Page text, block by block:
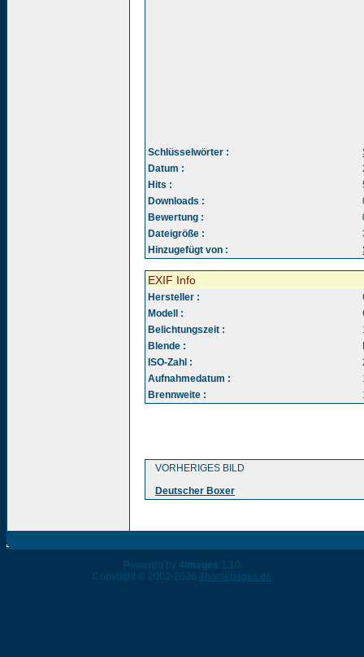
Schlüsselwörter :
Datum :
Hits :
Downloads :
Bewertung :
Dateigröße :
Hinzugefügt von :
EXIF Info
Hersteller :
Modell :
Belichtungszeit :
Blende :
ISO-Zahl :
Aufnahmedatum :
Brennweite :
VORHERIGES BILD
Deutscher Boxer
Powered by 4images 1.10
Copyright © 2002-2026 4homepages.de